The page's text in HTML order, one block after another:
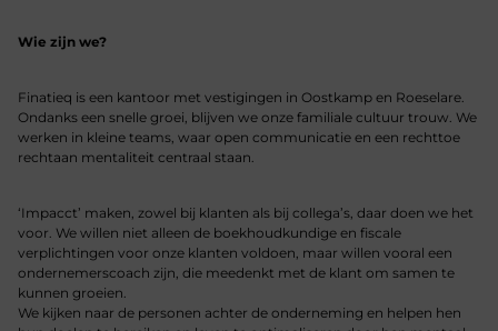
Wie zijn we?
Finatieq is een kantoor met vestigingen in Oostkamp en Roeselare.
Ondanks een snelle groei, blijven we onze familiale cultuur trouw. We
werken in kleine teams, waar open communicatie en een rechttoe
rechtaan mentaliteit centraal staan.
‘Impacct’ maken, zowel bij klanten als bij collega’s, daar doen we het
voor. We willen niet alleen de boekhoudkundige en fiscale
verplichtingen voor onze klanten voldoen, maar willen vooral een
ondernemerscoach zijn, die meedenkt met de klant om samen te
kunnen groeien.
We kijken naar de personen achter de onderneming en helpen hen